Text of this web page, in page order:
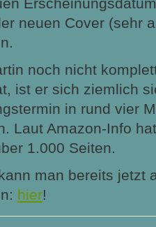
neuen Cover (sehr
noch nicht
ist er sich ziemlich
in rund vier
Laut Amazon-Info
1.000 Seiten.
man bereits jetzt
hier!